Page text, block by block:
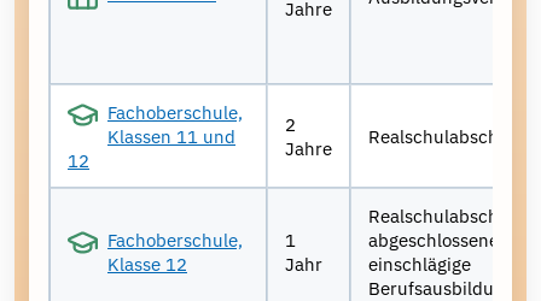
Jahre
Fachoberschule,
Klassen 11 und
12
2
Jahre
Realschulabschluss
Fachoberschule,
Klasse 12
1
Jahr
Realschulabschluss
abgeschlossene
einschlägige
Berufsausbildung